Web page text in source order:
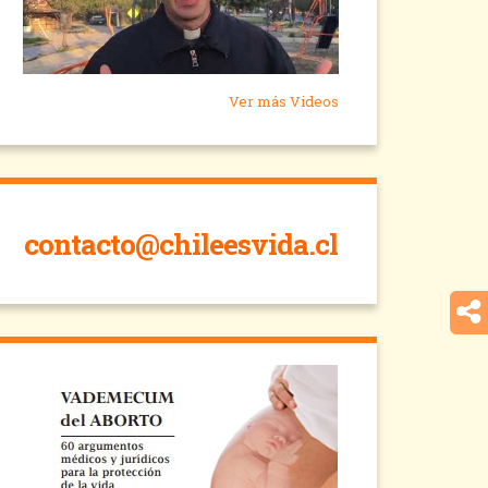
Ver más Videos
contacto@chileesvida.cl